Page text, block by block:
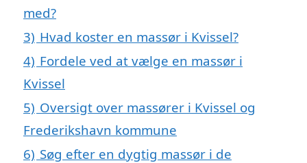
med?
3) Hvad koster en massør i Kvissel?
4) Fordele ved at vælge en massør i
Kvissel
5) Oversigt over massører i Kvissel og
Frederikshavn kommune
6) Søg efter en dygtig massør i de